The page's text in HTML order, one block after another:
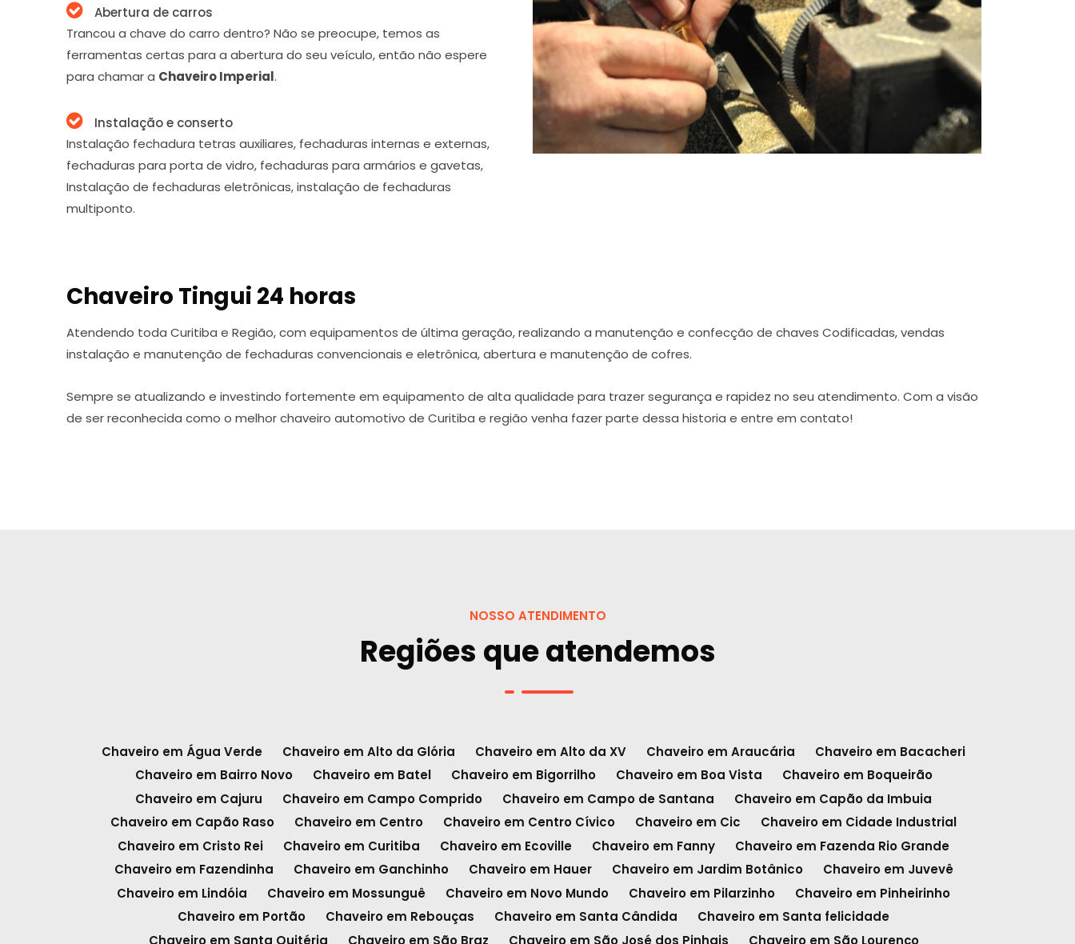
Abertura de carros
Trancou a chave do carro dentro? Não se preocupe, temos as
ferramentas certas para a abertura do seu veículo, então não espere
para chamar a Chaveiro Imperial.
Instalação e conserto
Instalação fechadura tetras auxiliares, fechaduras internas e externas,
fechaduras para porta de vidro, fechaduras para armários e gavetas,
Instalação de fechaduras eletrônicas, instalação de fechaduras
multiponto.
Chaveiro Tingui 24 horas
Atendendo toda Curitiba e Região, com equipamentos de última geração, realizando a manutenção e confecção de chaves Codificadas, vendas
instalação e manutenção de fechaduras convencionais e eletrônica, abertura e manutenção de cofres.
Sempre se atualizando e investindo fortemente em equipamento de alta qualidade para trazer segurança e rapidez no seu atendimento. Com a visão
de ser reconhecida como o melhor chaveiro automotivo de Curitiba e região venha fazer parte dessa historia e entre em contato!
NOSSO ATENDIMENTO
Regiões que atendemos
Chaveiro em Água Verde Chaveiro em Alto da Glória Chaveiro em Alto da XV Chaveiro em Araucária
Chaveiro em Bacacheri
Chaveiro em Bairro Novo
Chaveiro em Batel Chaveiro em Bigorrilho Chaveiro em Boa Vista
Chaveiro em Boqueirão
Chaveiro em Cajuru
Chaveiro em Campo Comprido Chaveiro em Campo de Santana
Chaveiro em Capão da Imbuia
Chaveiro em Capão Raso
Chaveiro em Centro Chaveiro em Centro Cívico Chaveiro em Cic
Chaveiro em Cidade Industrial
Chaveiro em Cristo Rei
Chaveiro em Curitiba Chaveiro em Ecoville Chaveiro em Fanny
Chaveiro em Fazenda Rio Grande
Chaveiro em Fazendinha
Chaveiro em Ganchinho Chaveiro em Hauer Chaveiro em Jardim Botânico
Chaveiro em Juvevê
Chaveiro em Lindóia
Chaveiro em Mossunguê Chaveiro em Novo Mundo Chaveiro em Pilarzinho
Chaveiro em Pinheirinho
Chaveiro em Portão
Chaveiro em Rebouças Chaveiro em Santa Cândida
Chaveiro em Santa felicidade
Chaveiro em Santa Quitéria
Chaveiro em São Braz Chaveiro em São José dos Pinhais
Chaveiro em São Lourenço